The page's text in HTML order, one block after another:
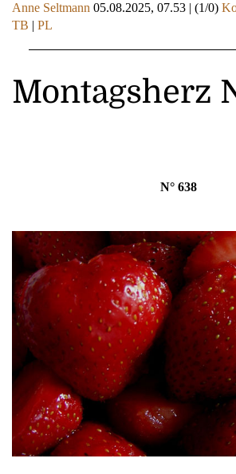
Anne Seltmann 05.08.2025, 07.53 (1/0)
TB
PL
Montagsherz
N° 638